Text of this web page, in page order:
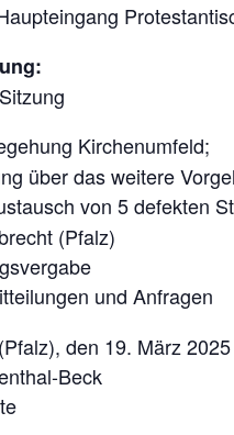
Kirchenumfeld;
über das weitere
von 5 defekten
(Pfalz)
und Anfragen
den 19. März 2025
Beck